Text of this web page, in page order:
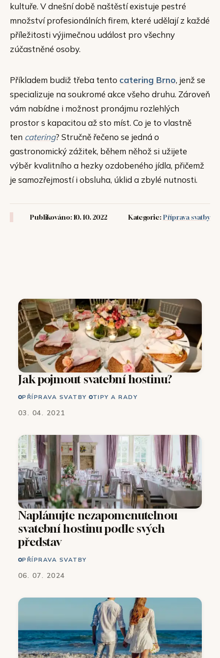
kultuře. V dnešní době naštěstí existuje pestré
množství profesionálních firem, které udělají z každé
příležitosti výjimečnou událost pro všechny
zúčastněné osoby.
Příkladem budiž třeba tento catering Brno, jenž se
specializuje na soukromé akce všeho druhu. Zároveň
vám nabídne i možnost pronájmu rozlehlých
prostor s kapacitou až sto míst. Co je to vlastně
ten catering? Stručně řečeno se jedná o
gastronomický zážitek, během něhož si užijete
výběr kvalitního a hezky ozdobeného jídla, přičemž
je samozřejmostí i obsluha, úklid a zbylé nutnosti.
Publikováno: 10. 10. 2022 Kategorie: Příprava svatby
Jak pojmout svatební hostinu?
PŘÍPRAVA SVATBY TIPY A RADY
03. 04. 2021
Naplánujte nezapomenutelnou
svatební hostinu podle svých
představ
PŘÍPRAVA SVATBY
06. 07. 2024